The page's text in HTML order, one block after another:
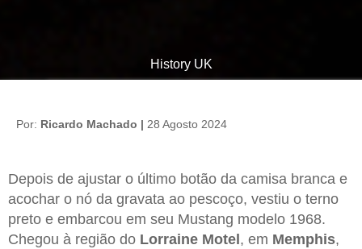
History UK
Por: Ricardo Machado | 28 Agosto 2024
Depois de ajustar o último botão da camisa branca e
acochar o nó da gravata ao pescoço, vestiu o terno
preto e embarcou em seu Mustang modelo 1968.
Chegou à região do Lorraine Motel , em Memphis,